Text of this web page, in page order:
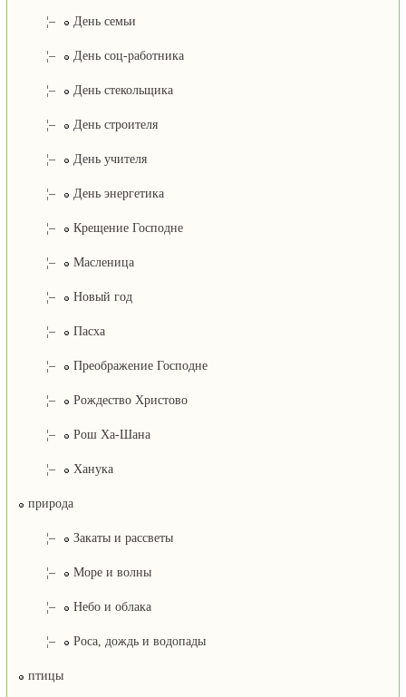
¦– День семьи
¦– День соц-работника
¦– День стекольщика
¦– День строителя
¦– День учителя
¦– День энергетика
¦– Крещение Господне
¦– Масленица
¦– Новый год
¦– Пасха
¦– Преображение Господне
¦– Рождество Христово
¦– Рош Ха-Шана
¦– Ханука
природа
¦– Закаты и рассветы
¦– Море и волны
¦– Небо и облака
¦– Роса, дождь и водопады
птицы